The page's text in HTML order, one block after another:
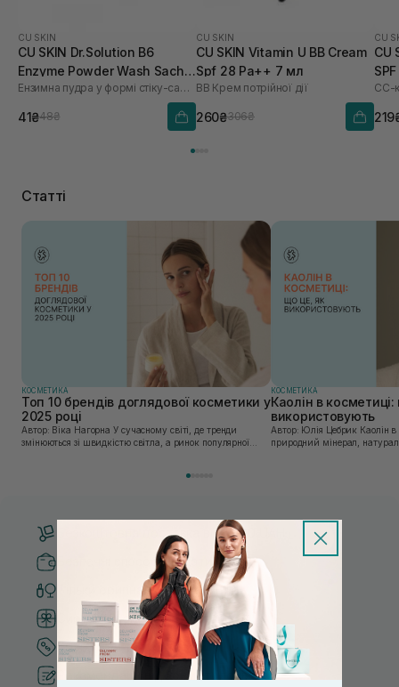
CU SKIN
CU SKIN Dr.Solution B6
Enzyme Powder Wash Sachet
для проблемної та жирноїЕнзимна пудра у формі стіку-саше з піридоксином та каламіном
41₴48₴
CU SKIN
CU SKIN Vitamin U BB Cream
Spf 28 Pa++ 7 мл
BB Крем потрійної дії
260₴306₴
CU
CU
СС-
Статті
КОСМЕТИКА
Топ 10 брендів доглядової косметики у
2025 році
Автор: Віка Нагорна У сучасному світі, де тренди
змінюються зі швидкістю світла, а ринок популярної
КОСМЕТИКА
Каолін в
використовують
Автор: Юлія Цебрик Каолін в косметології – це
природний мінерал,
Безкоштовна доставка від 3000 UAH
Безпечні способи оплати
Тільки оригінальна косметика
Система бонусів та лояльності
Кращі ціни та топ товари
Рекомендації від косметологів